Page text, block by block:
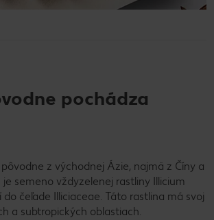
pochádza
z východnej Ázie, najmä z Číny a
semeno vždyzelenej rastliny Illicium
čeľade Illiciaceae. Táto rastlina má svoj
a subtropických oblastiach.